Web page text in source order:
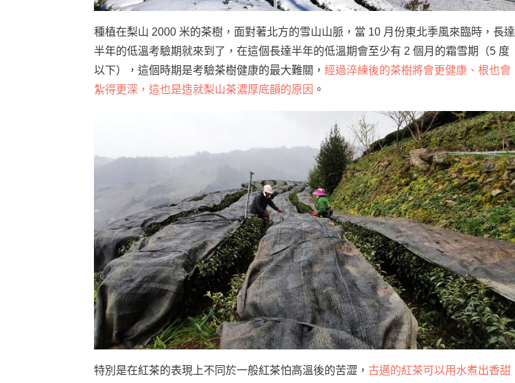
種植在梨山 2000 米的茶樹，面對著北方的雪山山脈，當 10 月份東北季風來臨時，長達
半年的低溫考驗期就來到了，在這個長達半年的低溫期會至少有 2 個月的霜雪期（5 度
以下），這個時期是考驗茶樹健康的最大難關， 經過淬練後的茶樹將會更健康、根也會
紮得更深，這也是造就梨山茶濃厚底韻的原因 。
特別是在紅茶的表現上不同於一般紅茶怕高溫後的苦澀， 古邁的紅茶可以用水煮出香甜